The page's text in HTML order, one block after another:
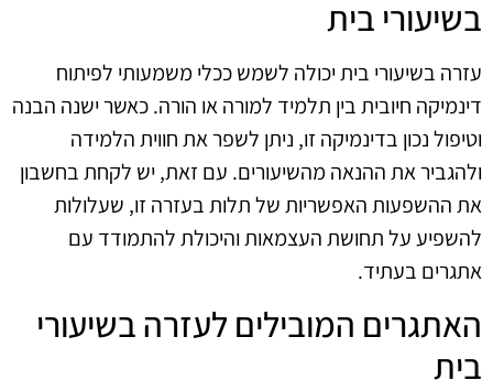
בשיעורי בית
עזרה בשיעורי בית יכולה לשמש ככלי משמעותי לפיתוח
דינמיקה חיובית בין תלמיד למורה או הורה. כאשר ישנה הבנה
וטיפול נכון בדינמיקה זו, ניתן לשפר את חווית הלמידה
ולהגביר את ההנאה מהשיעורים. עם זאת, יש לקחת בחשבון
את ההשפעות האפשריות של תלות בעזרה זו, שעלולות
להשפיע על תחושת העצמאות והיכולת להתמודד עם
אתגרים בעתיד.
האתגרים המובילים לעזרה בשיעורי
בית